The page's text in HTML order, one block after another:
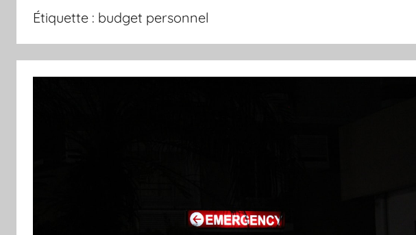
Étiquette : budget personnel